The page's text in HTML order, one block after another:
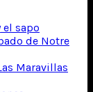
el sapo
de Notre
Maravillas